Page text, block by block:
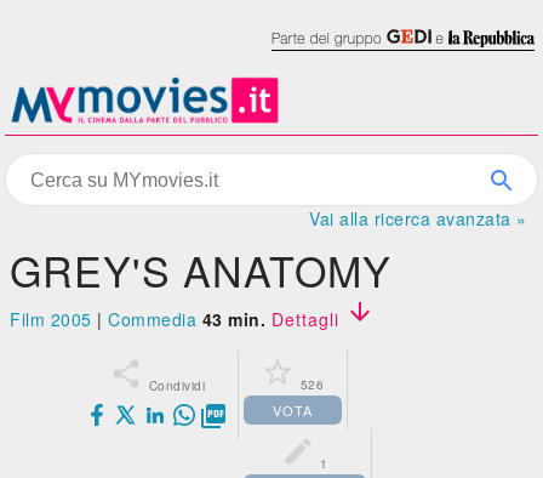
Vai alla ricerca avanzata »
GREY'S ANATOMY
Film 2005 |Commedia 43 min. Dettagli 
 Condividi

 526
VOTA
 1